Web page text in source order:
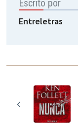
Escrito por
Entreletras